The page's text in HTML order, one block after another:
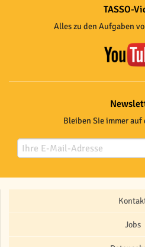
TASSO-
Alles zu den Aufgaben
Bleiben Sie immer auf
Jobs